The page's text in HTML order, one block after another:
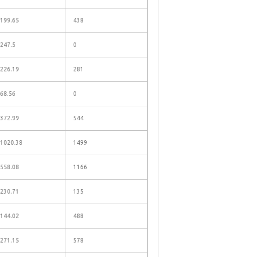
199.65 438
247.5 0
226.19 281
68.56 0
372.99 544
1020.38 1499
558.08 1166
230.71 135
144.02 488
271.15 578